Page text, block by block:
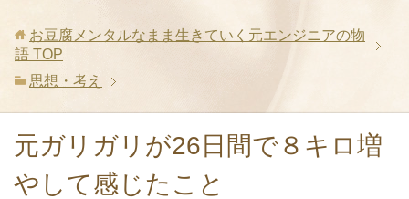
お豆腐メンタルなまま生きていく元エンジニアの物
語 TOP
思想・考え
元ガリガリが26日間で８キロ増
やして感じたこと